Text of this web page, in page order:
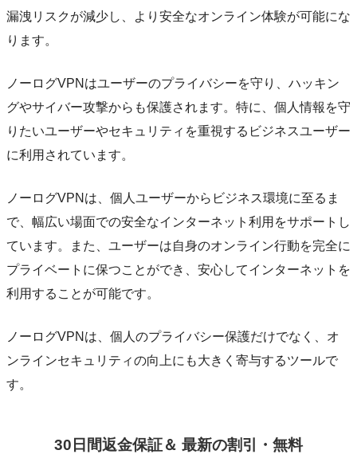
漏洩リスクが減少し、より安全なオンライン体験が可能にな
ります。
ノーログVPNはユーザーのプライバシーを守り、ハッキン
グやサイバー攻撃からも保護されます。特に、個人情報を守
りたいユーザーやセキュリティを重視するビジネスユーザー
に利用されています。
ノーログVPNは、個人ユーザーからビジネス環境に至るま
で、幅広い場面での安全なインターネット利用をサポートし
ています。また、ユーザーは自身のオンライン行動を完全に
プライベートに保つことができ、安心してインターネットを
利用することが可能です。
ノーログVPNは、個人のプライバシー保護だけでなく、オ
ンラインセキュリティの向上にも大きく寄与するツールで
す。
30日間返金保証＆ 最新の割引・無料